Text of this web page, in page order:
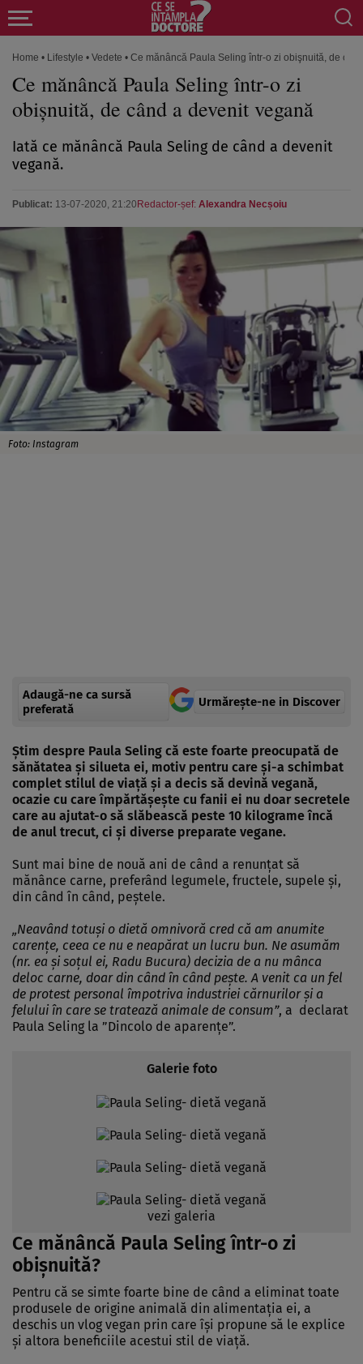
Home • Lifestyle • Vedete • Ce mănâncă Paula Seling într-o zi obişnuită, de
Ce mănâncă Paula Seling într-o zi
obişnuită, de când a devenit vegană
Iată ce mănâncă Paula Seling de când a devenit
vegană.
Publicat: 13-07-2020, 21:20 Redactor-șef: Alexandra Necșoiu
Foto: Instagram
Adaugă-ne ca sursă
preferată
Urmărește-ne in Discover
Ştim despre Paula Seling că este foarte preocupată de
sănătatea şi silueta ei, motiv pentru care şi-a schimbat
complet stilul de viaţă şi a decis să devină vegană,
ocazie cu care împărtăşeşte cu fanii ei nu doar secretele
care au ajutat-o să slăbească peste 10 kilograme încă
de anul trecut, ci şi diverse preparate vegane.
Sunt mai bine de nouă ani de când a renunţat să
mănânce carne, preferând legumele, fructele, supele şi,
din când în când, peştele.
„Neavând totuşi o dietă omnivoră cred că am anumite
carenţe, ceea ce nu e neapărat un lucru bun. Ne asumăm
(nr. ea şi soţul ei, Radu Bucura) decizia de a nu mânca
deloc carne, doar din când în când peşte. A venit ca un fel
de protest personal împotriva industriei cărnurilor şi a
felului în care se tratează animale de consum”, a declarat
Paula Seling la ”Dincolo de aparenţe”.
Galerie foto
vezi galeria
Ce mănâncă Paula Seling într-o zi
obişnuită?
Pentru că se simte foarte bine de când a eliminat toate
produsele de origine animală din alimentaţia ei, a
deschis un vlog vegan prin care îşi propune să le explice
şi altora beneficiile acestui stil de viaţă.